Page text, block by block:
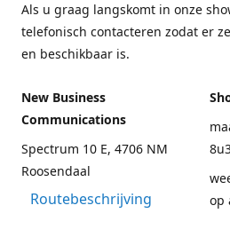
Als u graag langskomt in onze
telefonisch contacteren zodat er
en beschikbaar is.
New Business
Communications
Spectrum 10 E, 4706 NM
Roosendaal
Routebeschrijving
op